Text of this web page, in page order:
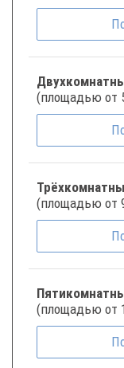
(площадью от
(площадью от
(площадью от